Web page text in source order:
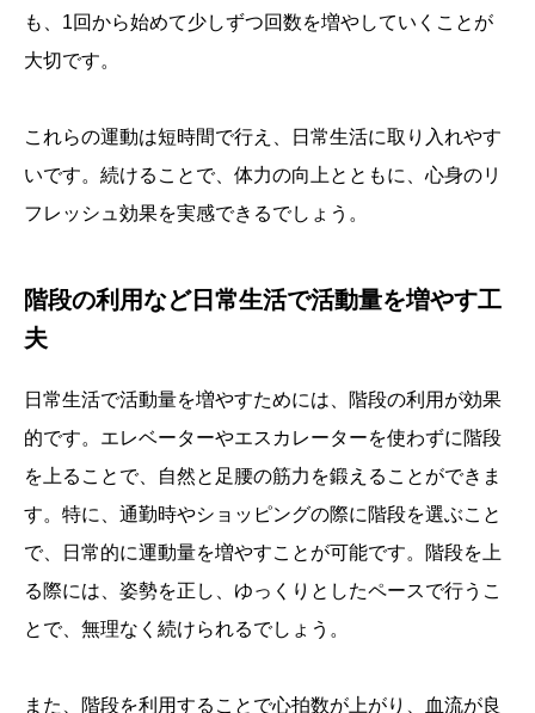
も、1回から始めて少しずつ回数を増やしていくことが
大切です。
これらの運動は短時間で行え、日常生活に取り入れやす
いです。続けることで、体力の向上とともに、心身のリ
フレッシュ効果を実感できるでしょう。
階段の利用など日常生活で活動量を増やす工
夫
日常生活で活動量を増やすためには、階段の利用が効果
的です。エレベーターやエスカレーターを使わずに階段
を上ることで、自然と足腰の筋力を鍛えることができま
す。特に、通勤時やショッピングの際に階段を選ぶこと
で、日常的に運動量を増やすことが可能です。階段を上
る際には、姿勢を正し、ゆっくりとしたペースで行うこ
とで、無理なく続けられるでしょう。
また、階段を利用することで心拍数が上がり、血流が良